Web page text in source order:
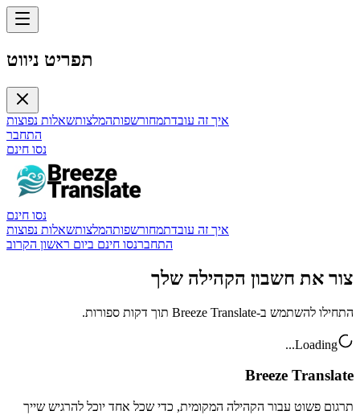
תפריט ניווט
איך זה עובדתמחורשפותהמלצותשאלות נפוצות
התחבר
נסו חינם
נסו חינם
איך זה עובדתמחורשפותהמלצותשאלות נפוצות
התחברנסו חינם ביום ראשון הקרוב
צור את חשבון הקהילה שלך
התחילו להשתמש ב-Breeze Translate תוך דקות ספורות.
Loading...
Breeze Translate
תרגום פשוט עבור הקהילה המקומית, כדי שכל אחד יוכל להרגיש שייך